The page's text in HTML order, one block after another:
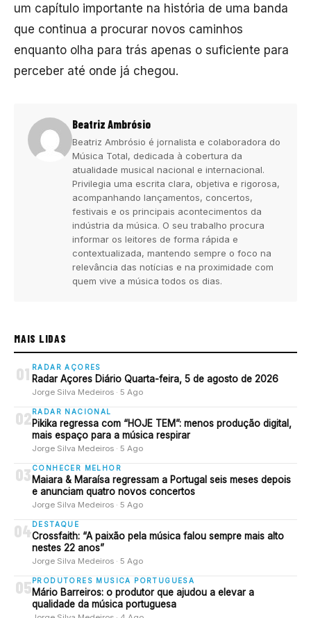
um capítulo importante na história de uma banda
que continua a procurar novos caminhos
enquanto olha para trás apenas o suficiente para
perceber até onde já chegou.
Beatriz Ambrósio
Beatriz Ambrósio é jornalista e colaboradora do
Música Total, dedicada à cobertura da
atualidade musical nacional e internacional.
Privilegia uma escrita clara, objetiva e rigorosa,
acompanhando lançamentos, concertos,
festivais e os principais acontecimentos da
indústria da música. O seu trabalho procura
informar os leitores de forma rápida e
contextualizada, mantendo sempre o foco na
relevância das notícias e na proximidade com
quem vive a música todos os dias.
MAIS LIDAS
01 RADAR AÇORES
Radar Açores Diário Quarta-feira, 5 de agosto de 2026
Jorge Silva Medeiros · 5 Ago
02 RADAR NACIONAL
Pikika regressa com “HOJE TEM”: menos produção digital,
mais espaço para a música respirar
Jorge Silva Medeiros · 5 Ago
03 CONHECER MELHOR
Maiara & Maraísa regressam a Portugal seis meses depois
e anunciam quatro novos concertos
Jorge Silva Medeiros · 5 Ago
04DESTAQUE
Crossfaith: “A paixão pela música falou sempre mais alto
nestes 22 anos”
Jorge Silva Medeiros · 5 Ago
05 PRODUTORES MUSICA PORTUGUESA
Mário Barreiros: o produtor que ajudou a elevar a
qualidade da música portuguesa